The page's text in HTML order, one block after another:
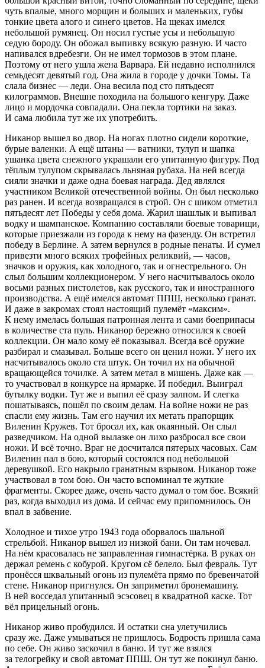
чуть впалые, много морщин и больших и маленьких, губы
тонкие цвета алого и синего цветов. На щеках имелся
небольшой румянец. Он носил густые усы и небольшую
седую бороду. Он обожал выпивку всякую разную. И часто
напивался вдребезги. Он не имел тормозов в этом плане.
Поэтому от него ушла жена Варвара. Ей недавно исполнился
семьдесят девятый год. Она жила в городе у дочки Томы. Та
слала бизнес — леди. Она весила под сто пятьдесят
килограммов. Внешне походила на большого кенгуру. Даже
лицо и мордочка совпадали. Она пекла тортики на заказ.
И сама любила тут же их употребить.
Никанор вышел во двор. На ногах плотно сидели короткие,
бурые валенки. А ещё штаны — ватники, тулуп и шапка
ушанка цвета снежного украшали его упитанную фигуру. Под
тёплым тулупом скрывалась льняная рубаха. На ней всегда
сияли значки и даже одна боевая награда. Дед являлся
участником Великой отечественной войны. Он был несколько
раз ранен. И всегда возвращался в строй. Он с шиком отметил
пятьдесят лет Победы у себя дома. Жарил шашлык и выпивал
водку и шампанское. Компанию составляли боевые товарищи,
которые приезжали из города к нему на фазенду. Он встретил
победу в Берлине. А затем вернулся в родные пенаты. И сумел
привезти много всяких трофейных реликвий, — часов,
значков и оружия, как холодного, так и огнестрельного. Он
слыл большим коллекционером. У него насчитывалось около
восьми разных пистолетов, как русского, так и иностранного
производства. А ещё имелся автомат ППШ, несколько гранат.
И даже в закромах стоял настоящий пулемёт «максим».
К нему имелась большая патронная лента и сами боеприпасы
в количестве ста пуль. Никанор бережно относился к своей
коллекции. Он мало кому её показывал. Всегда всё оружие
разбирал и смазывал. Больше всего он ценил ножи. У него их
насчитывалось около ста штук. Он точил их на обычной
вращающейся точилке. А затем метал в мишень. Даже как —
то участвовал в конкурсе на ярмарке. И победил. Выиграл
бутылку водки. Тут же и выпил её сразу залпом. И слегка
пошатываясь, пошёл по своим делам. На войне ножи не раз
спасли ему жизнь. Там его научил их метать прапорщик
Виленин Кружев. Тот бросал их, как окаянный. Он слыл
разведчиком. На одной вылазке он лихо разбросал все свои
ножи. И всё точно. Враг не досчитался пятерых часовых. Сам
Виленин пал в бою, который состоялся под небольшой
деревушкой. Его накрыло гранатным взрывом. Никанор тоже
участвовал в том бою. Он часто вспоминал те жуткие
фрагменты. Скорее даже, очень часто думал о том бое. Всякий
раз, когда выходил из дома. И сейчас ему припомнилось. Он
впал в забвение.
Холодное и тихое утро 1943 года оборвалось шальной
стрельбой. Никанор вышел из низкой бани. Он там ночевал.
На нём красовалась не заправленная гимнастёрка. В руках он
держал ремень с кобурой. Кругом сё белело. Был февраль. Тут
пронёсся шквальный огонь из пулемёта прямо по бревенчатой
стене. Никанор пригнулся. Он заприметил бронемашину.
В ней восседал упитанный эсэсовец в квадратной каске. Тот
вёл прицельный огонь.
Никанор живо пробудился. И остатки сна улетучились
сразу же. Даже умываться не пришлось. Бодрость пришла сама
по себе. Он живо заскочил в баню. И тут же взялся
за телогрейку и свой автомат ППШ. Он тут же покинул баню.